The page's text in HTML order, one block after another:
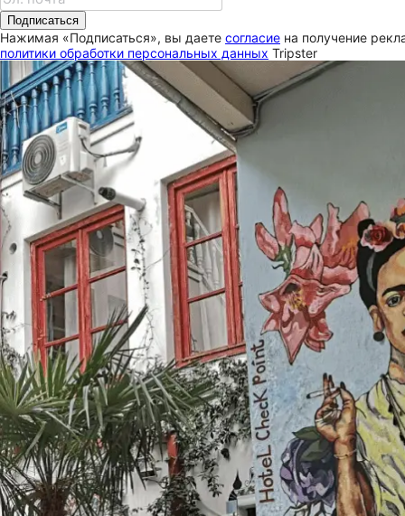
Подписаться
Нажимая «Подписаться», вы даете согласие на получение
политики обработки персональных данных Tripster